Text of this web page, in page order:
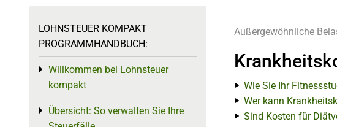
Außergewöhnliche
Wie Sie Ihr
Wer kann
Sind Kosten für
LOHNSTEUER KOMPAKT
PROGRAMMHANDBUCH:
Willkommen bei Lohnsteuer
kompakt
Toggle menu
Übersicht: So verwalten Sie Ihre
Toggle menu